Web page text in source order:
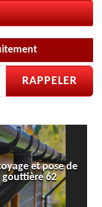
et pose de
gouttière 62